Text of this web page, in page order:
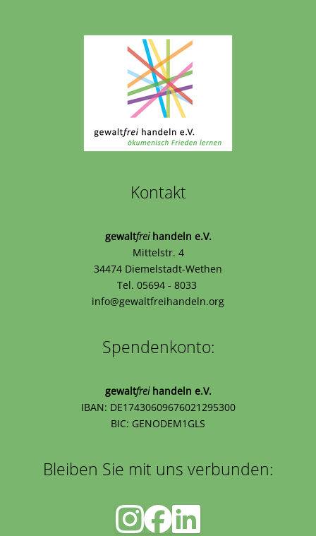
Kontakt
gewaltfreihandeln e.V.
Mittelstr. 4
34474 Diemelstadt-Wethen
Tel. 05694 - 8033
info@gewaltfreihandeln.org
Spendenkonto:
gewaltfreihandeln e.V.
IBAN: DE17430609676021295300
BIC: GENODEM1GLS
Bleiben Sie mit uns verbunden: